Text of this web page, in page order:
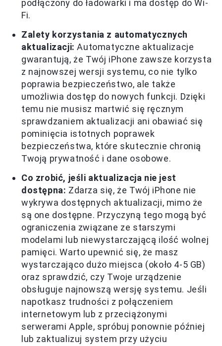
podłączony do ładowarki i ma dostęp do Wi-
Fi.
Zalety korzystania z automatycznych
aktualizacji: Automatyczne aktualizacje
gwarantują, że Twój iPhone zawsze korzysta
z najnowszej wersji systemu, co nie tylko
poprawia bezpieczeństwo, ale także
umożliwia dostęp do nowych funkcji. Dzięki
temu nie musisz martwić się ręcznym
sprawdzaniem aktualizacji ani obawiać się
pominięcia istotnych poprawek
bezpieczeństwa, które skutecznie chronią
Twoją prywatność i dane osobowe.
Co zrobić, jeśli aktualizacja nie jest
dostępna: Zdarza się, że Twój iPhone nie
wykrywa dostępnych aktualizacji, mimo że
są one dostępne. Przyczyną tego mogą być
ograniczenia związane ze starszymi
modelami lub niewystarczającą ilość wolnej
pamięci. Warto upewnić się, że masz
wystarczająco dużo miejsca (około 4-5 GB)
oraz sprawdzić, czy Twoje urządzenie
obsługuje najnowszą wersję systemu. Jeśli
napotkasz trudności z połączeniem
internetowym lub z przeciążonymi
serwerami Apple, spróbuj ponownie później
lub zaktualizuj system przy użyciu